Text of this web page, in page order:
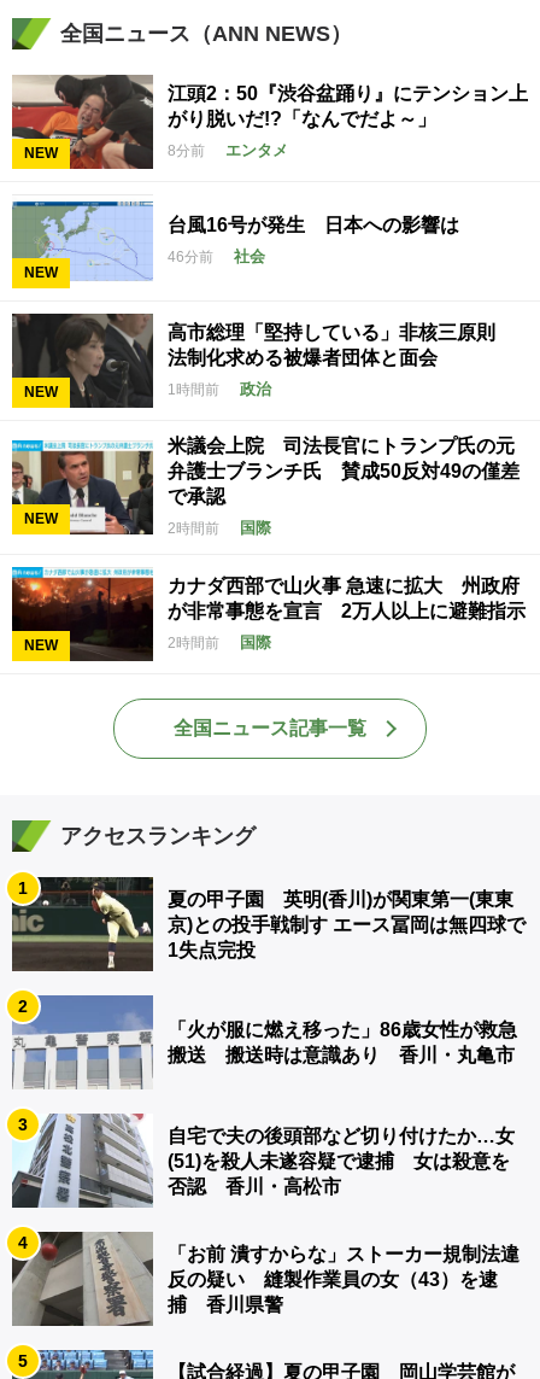
全国ニュース（ANN NEWS）
NEW
江頭2：50『渋谷盆踊り』にテンション上
がり脱いだ!?「なんでだよ～」
8分前 エンタメ
NEW
台風16号が発生 日本への影響は
46分前 社会
NEW
高市総理「堅持している」非核三原則
法制化求める被爆者団体と面会
1時間前 政治
NEW
米議会上院 司法長官にトランプ氏の元
弁護士ブランチ氏 賛成50反対49の僅差
で承認
2時間前 国際
NEW
カナダ西部で山火事 急速に拡大 州政府
が非常事態を宣言 2万人以上に避難指示
2時間前 国際
全国ニュース記事一覧
アクセスランキング
1
夏の甲子園 英明(香川)が関東第一(東東
京)との投手戦制す エース冨岡は無四球で
1失点完投
2
「火が服に燃え移った」86歳女性が救急
搬送 搬送時は意識あり 香川・丸亀市
3
自宅で夫の後頭部など切り付けたか…女
(51)を殺人未遂容疑で逮捕 女は殺意を
否認 香川・高松市
4
「お前 潰すからな」ストーカー規制法違
反の疑い 縫製作業員の女（43）を逮
捕 香川県警
5
【試合経過】夏の甲子園 岡山学芸館が